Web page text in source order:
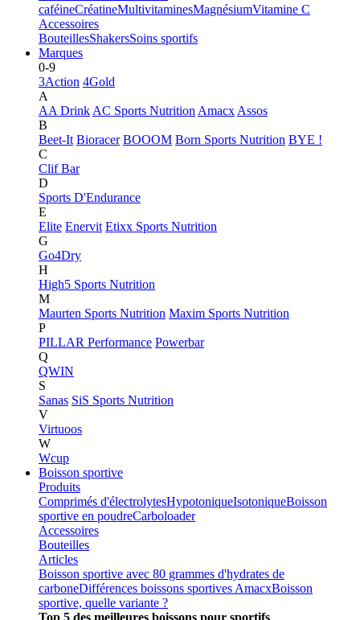
caféineCréatineMultivitaminesMagnésiumVitamine C
Accessoires
BouteillesShakersSoins sportifs
Marques
0-9
3Action 4Gold
A
AA Drink AC Sports Nutrition Amacx Assos
B
Beet-It Bioracer BOOOM Born Sports Nutrition BYE !
C
Clif Bar
D
Sports D'Endurance
E
Elite Enervit Etixx Sports Nutrition
G
Go4Dry
H
High5 Sports Nutrition
M
Maurten Sports Nutrition Maxim Sports Nutrition
P
PILLAR Performance Powerbar
Q
QWIN
S
Sanas SiS Sports Nutrition
V
Virtuoos
W
Wcup
Boisson sportive
Produits
Comprimés d'électrolytesHypotoniqueIsotoniqueBoisson
sportive en poudreCarboloader
Accessoires
Bouteilles
Articles
Boisson sportive avec 80 grammes d'hydrates de
carboneDifférences boissons sportives AmacxBoisson
sportive, quelle variante ?
Top 5 des meilleures boissons pour sportifs